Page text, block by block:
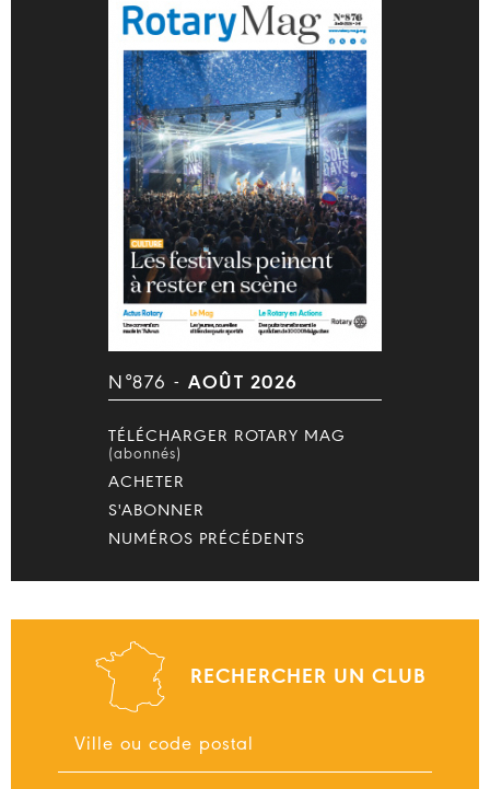
N°876 - AOÛT 2026
TÉLÉCHARGER ROTARY MAG
(abonnés)
ACHETER
S'ABONNER
NUMÉROS PRÉCÉDENTS
RECHERCHER UN CLUB